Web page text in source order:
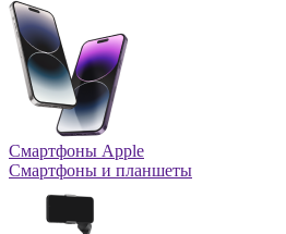
Смартфоны Apple
Смартфоны и планшеты